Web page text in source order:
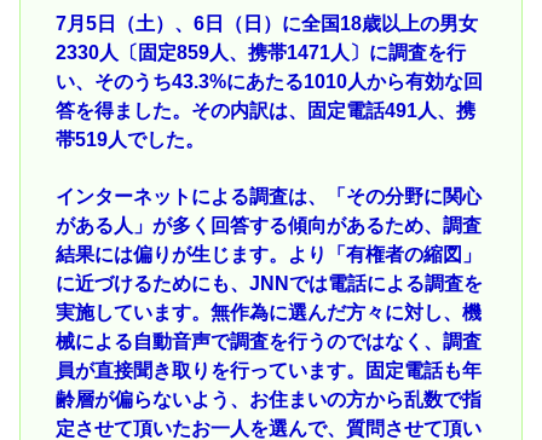
7月5日（土）、6日（日）に全国18歳以上の男女
2330人〔固定859人、携帯1471人〕に調査を行
い、そのうち43.3%にあたる1010人から有効な回
答を得ました。その内訳は、固定電話491人、携
帯519人でした。
インターネットによる調査は、「その分野に関心
がある人」が多く回答する傾向があるため、調査
結果には偏りが生じます。より「有権者の縮図」
に近づけるためにも、JNNでは電話による調査を
実施しています。無作為に選んだ方々に対し、機
械による自動音声で調査を行うのではなく、調査
員が直接聞き取りを行っています。固定電話も年
齢層が偏らないよう、お住まいの方から乱数で指
定させて頂いたお一人を選んで、質問させて頂い